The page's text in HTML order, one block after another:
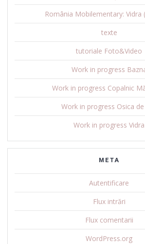
România Mobilementary: Vidra
texte
tutoriale Foto&Video
Work in progress
Work in progress Copalnic
Work in progress Osica de
Work in progress Vidra
META
Autentificare
Flux intrări
Flux comentarii
WordPress.org